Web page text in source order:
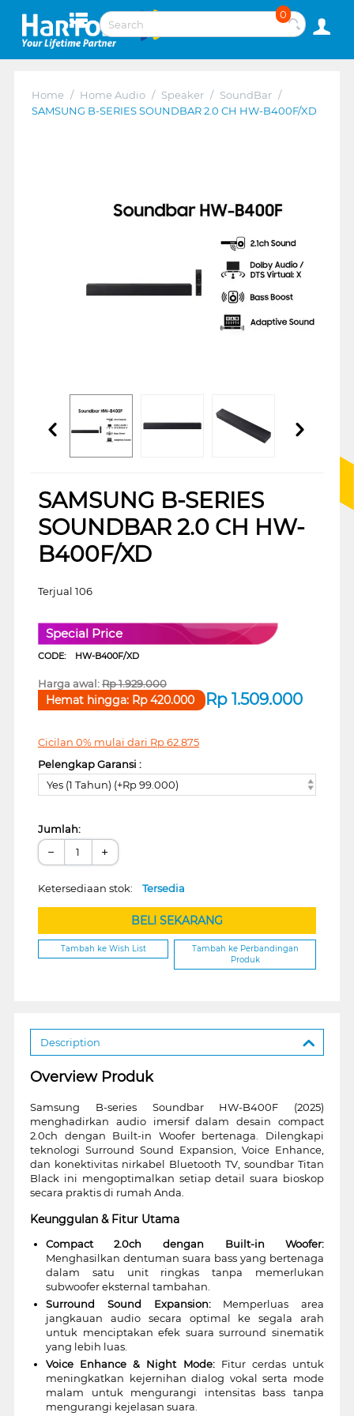
0
Home / Home Audio / Speaker / SoundBar /
SAMSUNG B-SERIES SOUNDBAR 2.0 CH HW-B400F/XD
SAMSUNG B-SERIES
SOUNDBAR 2.0 CH HW-
B400F/XD
Terjual 106
Special Price
CODE: HW-B400F/XD
Harga awal:Rp1.929.000
Rp 1.509.000
Hemat hingga: Rp420.000
Cicilan 0% mulai dari Rp62.875
Pelengkap Garansi :
Yes (1 Tahun) (+Rp 99.000)
Jumlah:
− +
Ketersediaan stok: Tersedia
BELI SEKARANG
Tambah ke Wish List
Tambah ke Perbandingan
Produk
Description
Overview Produk
Samsung B-series Soundbar HW-B400F (2025)
menghadirkan audio imersif dalam desain compact
2.0ch dengan Built-in Woofer bertenaga. Dilengkapi
teknologi Surround Sound Expansion, Voice Enhance,
dan konektivitas nirkabel Bluetooth TV, soundbar Titan
Black ini mengoptimalkan setiap detail suara bioskop
secara praktis di rumah Anda.
Keunggulan & Fitur Utama
Compact 2.0ch dengan Built-in Woofer:
Menghasilkan dentuman suara bass yang bertenaga
dalam satu unit ringkas tanpa memerlukan
subwoofer eksternal tambahan.
Surround Sound Expansion:Memperluas area
jangkauan audio secara optimal ke segala arah
untuk menciptakan efek suara surround sinematik
yang lebih luas.
Voice Enhance & Night Mode:Fitur cerdas untuk
meningkatkan kejernihan dialog vokal serta mode
malam untuk mengurangi intensitas bass tanpa
mengurangi kejelasan suara.